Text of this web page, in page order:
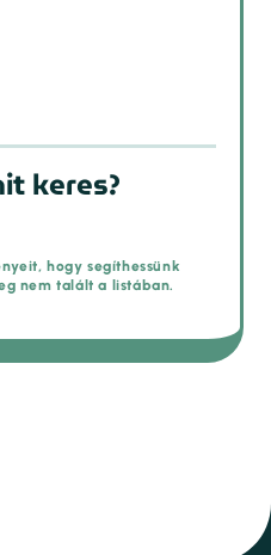
keres?
hogy segíthessünk
nem talált a listában.